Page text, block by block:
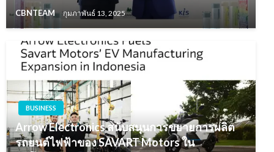
CBNTEAM กุมภาพันธ์ 13, 2025
BUSINESS
Arrow Electronics สนับสนุนการขยายการผลิต
รถยนต์ไฟฟ้าของ SAVART Motors ใน